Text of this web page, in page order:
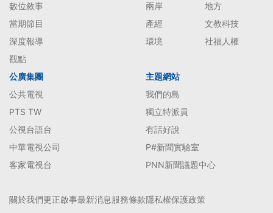
數位敘事
當期節目
深度報導
觀點
兩岸
地方
產經
文教科技
環境
社福人權
公廣集團
公共電視
PTS TW
公視台語台
中華電視公司
客家電視台
主題網站
我們的島
獨立特派員
有話好說
P#新聞實驗室
PNN新聞議題中心
關於我們更正啟事最新消息服務條款隱私權保護政策